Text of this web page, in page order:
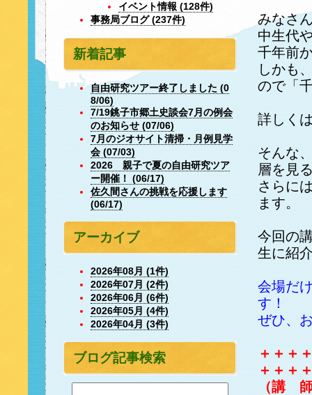
みなさ
中生代
千年前
しかも
ので「
詳しく
そんな
層を見
さらに
ます。
今回の
生に紹
会場だ
す！
ぜひ、
＋＋＋
＋＋＋
（講
イベント情報 (128件)
事務局ブログ (237件)
新着記事
自由研究ツアー終了しました (0
8/06)
7/19銚子市郷土史談会7月の例会
のお知らせ (07/06)
7月のジオサイト清掃・月例見学
会 (07/03)
2026 親子で夏の自由研究ツア
ー開催！ (06/17)
佐久間さんの挑戦を応援します
(06/17)
アーカイブ
2026年08月 (1件)
2026年07月 (2件)
2026年06月 (6件)
2026年05月 (4件)
2026年04月 (3件)
ブログ記事検索